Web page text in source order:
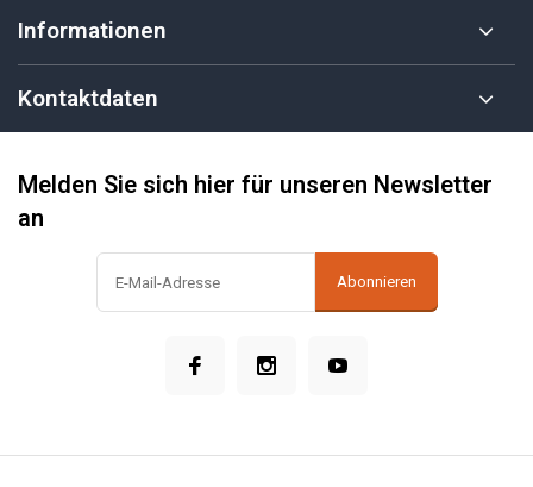
Informationen
Kontaktdaten
Melden Sie sich hier für unseren Newsletter
an
Abonnieren